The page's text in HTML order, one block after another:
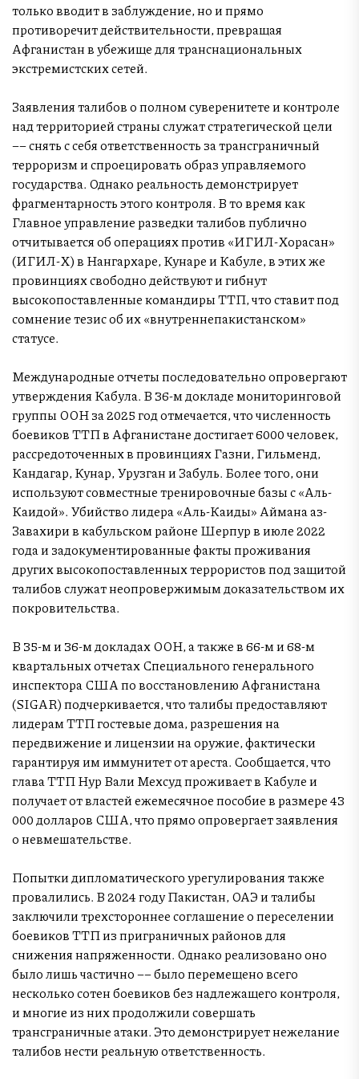
только вводит в заблуждение, но и прямо
противоречит действительности, превращая
Афганистан в убежище для транснациональных
экстремистских сетей.
Заявления талибов о полном суверенитете и контроле
над территорией страны служат стратегической цели
–– снять с себя ответственность за трансграничный
терроризм и спроецировать образ управляемого
государства. Однако реальность демонстрирует
фрагментарность этого контроля. В то время как
Главное управление разведки талибов публично
отчитывается об операциях против «ИГИЛ-Хорасан»
(ИГИЛ-Х) в Нангархаре, Кунаре и Кабуле, в этих же
провинциях свободно действуют и гибнут
высокопоставленные командиры ТТП, что ставит под
сомнение тезис об их «внутреннепакистанском»
статусе.
Международные отчеты последовательно опровергают
утверждения Кабула. В 36-м докладе мониторинговой
группы ООН за 2025 год отмечается, что численность
боевиков ТТП в Афганистане достигает 6000 человек,
рассредоточенных в провинциях Газни, Гильменд,
Кандагар, Кунар, Урузган и Забуль. Более того, они
используют совместные тренировочные базы с «Аль-
Каидой». Убийство лидера «Аль-Каиды» Аймана аз-
Завахири в кабульском районе Шерпур в июле 2022
года и задокументированные факты проживания
других высокопоставленных террористов под защитой
талибов служат неопровержимым доказательством их
покровительства.
В 35-м и 36-м докладах ООН, а также в 66-м и 68-м
квартальных отчетах Специального генерального
инспектора США по восстановлению Афганистана
(SIGAR) подчеркивается, что талибы предоставляют
лидерам ТТП гостевые дома, разрешения на
передвижение и лицензии на оружие, фактически
гарантируя им иммунитет от ареста. Сообщается, что
глава ТТП Нур Вали Мехсуд проживает в Кабуле и
получает от властей ежемесячное пособие в размере 43
000 долларов США, что прямо опровергает заявления
о невмешательстве.
Попытки дипломатического урегулирования также
провалились. В 2024 году Пакистан, ОАЭ и талибы
заключили трехстороннее соглашение о переселении
боевиков ТТП из приграничных районов для
снижения напряженности. Однако реализовано оно
было лишь частично –– было перемещено всего
несколько сотен боевиков без надлежащего контроля,
и многие из них продолжили совершать
трансграничные атаки. Это демонстрирует нежелание
талибов нести реальную ответственность.